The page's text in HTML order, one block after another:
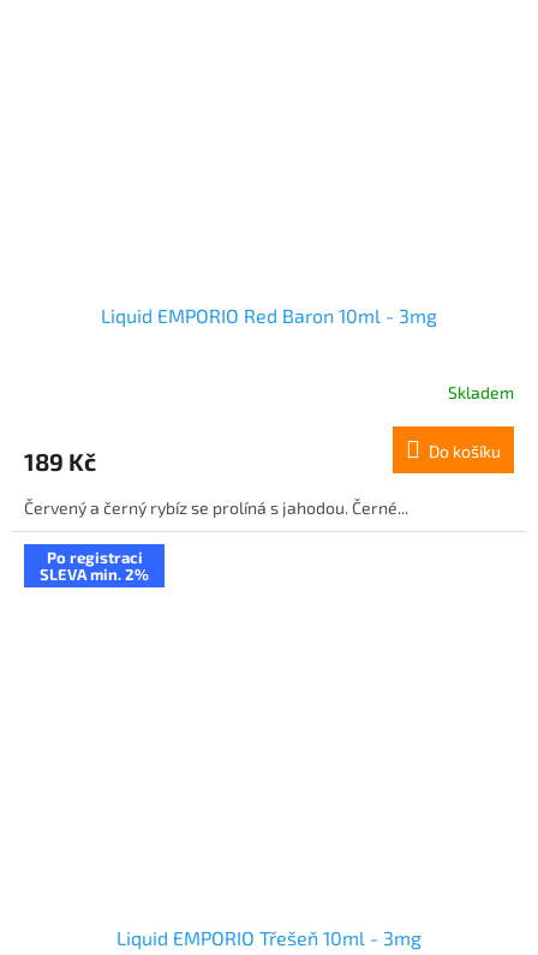
Liquid EMPORIO Red Baron 10ml - 3mg
Skladem
189 Kč Do košíku
Červený a černý rybíz se prolíná s jahodou. Černé...
Po registraci
SLEVA min. 2%
Liquid EMPORIO Třešeň 10ml - 3mg